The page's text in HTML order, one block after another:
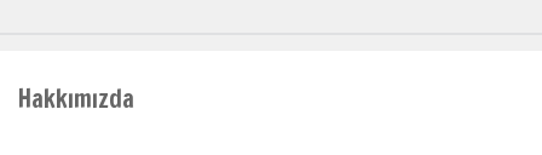
Hakkımızda